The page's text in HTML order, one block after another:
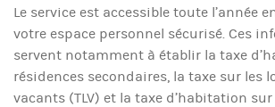
Le service est accessible toute l’année
votre espace personnel sécurisé. Ces
servent notamment à établir la taxe
résidences secondaires, la taxe sur les
vacants (TLV) et la taxe d’habitation